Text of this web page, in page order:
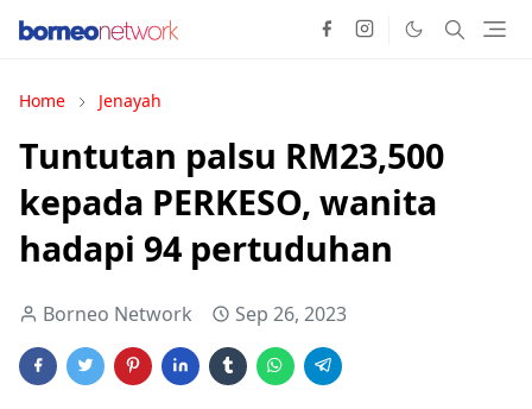
Home Jenayah
Tuntutan palsu RM23,500
kepada PERKESO, wanita
hadapi 94 pertuduhan
Borneo Network Sep 26, 2023